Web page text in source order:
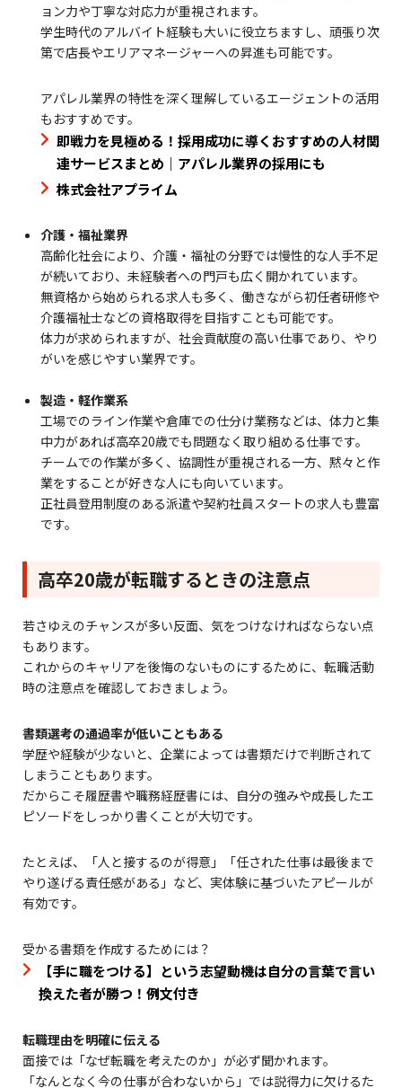
ョン力や丁寧な対応力が重視されます。
学生時代のアルバイト経験も大いに役立ちますし、頑張り次
第で店長やエリアマネージャーへの昇進も可能です。
アパレル業界の特性を深く理解しているエージェントの活用
もおすすめです。
即戦力を見極める！採用成功に導くおすすめの人材関
連サービスまとめ｜アパレル業界の採用にも
株式会社アプライム
介護・福祉業界
高齢化社会により、介護・福祉の分野では慢性的な人手不足
が続いており、未経験者への門戸も広く開かれています。
無資格から始められる求人も多く、働きながら初任者研修や
介護福祉士などの資格取得を目指すことも可能です。
体力が求められますが、社会貢献度の高い仕事であり、やり
がいを感じやすい業界です。
製造・軽作業系
工場でのライン作業や倉庫での仕分け業務などは、体力と集
中力があれば高卒20歳でも問題なく取り組める仕事です。
チームでの作業が多く、協調性が重視される一方、黙々と作
業をすることが好きな人にも向いています。
正社員登用制度のある派遣や契約社員スタートの求人も豊富
です。
高卒20歳が転職するときの注意点
若さゆえのチャンスが多い反面、気をつけなければならない点
もあります。
これからのキャリアを後悔のないものにするために、転職活動
時の注意点を確認しておきましょう。
書類選考の通過率が低いこともある
学歴や経験が少ないと、企業によっては書類だけで判断されて
しまうこともあります。
だからこそ履歴書や職務経歴書には、自分の強みや成長したエ
ピソードをしっかり書くことが大切です。
たとえば、「人と接するのが得意」「任された仕事は最後まで
やり遂げる責任感がある」など、実体験に基づいたアピールが
有効です。
受かる書類を作成するためには？
【手に職をつける】という志望動機は自分の言葉で言い
換えた者が勝つ！例文付き
転職理由を明確に伝える
面接では「なぜ転職を考えたのか」が必ず聞かれます。
「なんとなく今の仕事が合わないから」では説得力に欠けるた